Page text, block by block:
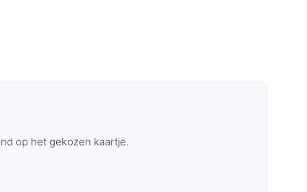
op het gekozen kaartje.